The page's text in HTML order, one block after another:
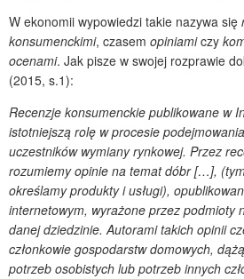
W ekonomii wypowiedzi takie nazywa się
konsumenckimi, czasem opiniamiczy
ocenami. Jak pisze w swojej rozprawie
(2015, s.1):
Recenzje konsumenckie publikowane w
istotniejszą rolę w procesie
uczestników wymiany rynkowej. Przez
rozumiemy opinie na temat dóbr […],
określamy produkty i usługi),
internetowym, wyrażone przez podmioty
danej dziedzinie. Autorami takich opinii
członkowie gospodarstw domowych,
potrzeb osobistych lub potrzeb innych